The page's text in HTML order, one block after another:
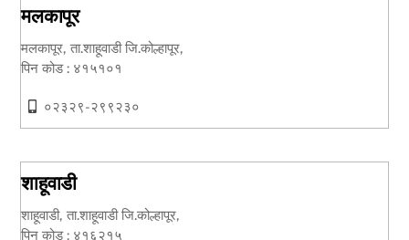
मलकापूर
मलकापूर, ता.शाहूवाडी जि.कोल्हापूर,
पिन कोड : ४१५१०१
०२३२९-२९९२३०
शाहूवाडी
शाहूवाडी, ता.शाहूवाडी जि.कोल्हापूर,
पिन कोड : ४१६२१५